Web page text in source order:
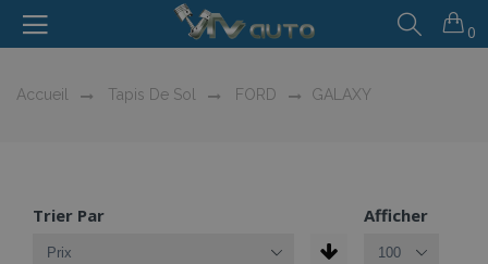
0
Accueil Tapis De Sol FORD GALAXY
Trier Par Afficher